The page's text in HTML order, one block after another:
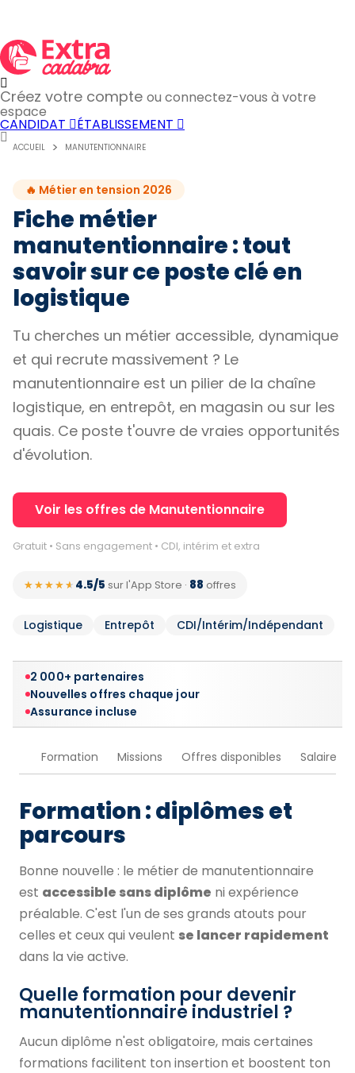
Créez votre compte ou connectez-vous à votre
espace
CANDIDAT ÉTABLISSEMENT
ACCUEIL MANUTENTIONNAIRE
🔥 Métier en tension 2026
Fiche métier
manutentionnaire : tout
savoir sur ce poste clé en
logistique
Tu cherches un métier accessible, dynamique
et qui recrute massivement ? Le
manutentionnaire est un pilier de la chaîne
logistique, en entrepôt, en magasin ou sur les
quais. Ce poste t'ouvre de vraies opportunités
d'évolution.
Voir les offres de Manutentionnaire
Gratuit • Sans engagement • CDI, intérim et extra
★★★★★
★★★★★ 4.5/5 sur l'App Store · 88 offres
Logistique Entrepôt CDI/Intérim/Indépendant
2 000+ partenaires
Nouvelles offres chaque jour
Assurance incluse
Formation Missions Offres disponibles Salaire
Formation : diplômes et
parcours
Bonne nouvelle : le métier de manutentionnaire
est accessible sans diplôme ni expérience
préalable. C'est l'un de ses grands atouts pour
celles et ceux qui veulent se lancer rapidement
dans la vie active.
Quelle formation pour devenir
manutentionnaire industriel ?
Aucun diplôme n'est obligatoire, mais certaines
formations facilitent ton insertion et boostent ton